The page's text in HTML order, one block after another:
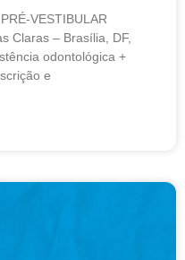
VESTIBULAR
Claras – Brasília, DF,
odontológica +
e